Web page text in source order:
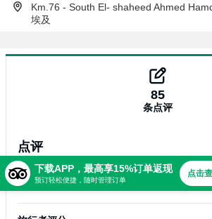
Km.76 - South El- shaheed Ahmed
埃及
85
条点评
点评
写点评
下载APP，最高享15%订单返现
预订轻松便捷，随时管理订单
点击